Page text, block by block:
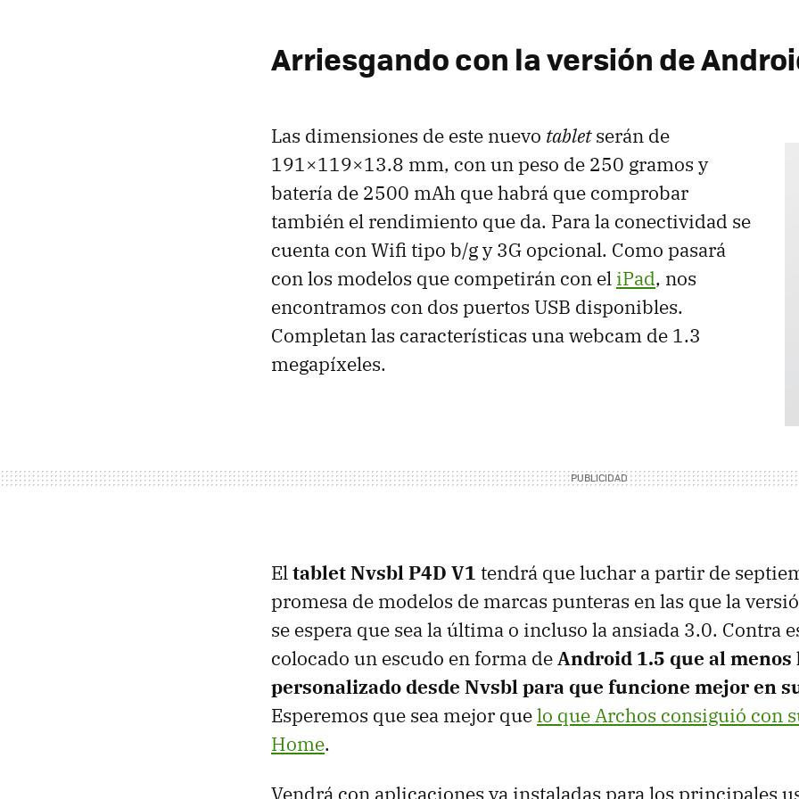
Arriesgando con la versión de
Las dimensiones de este nuevo tabletserán de
191×119×13.8 mm, con un peso de 250 gramos y
batería de 2500 mAh que habrá que comprobar
también el rendimiento que da. Para la conectividad se
cuenta con Wifi tipo b/g y 3G opcional. Como pasará
con los modelos que competirán con el iPad, nos
encontramos con dos puertos USB disponibles.
Completan las características una webcam de 1.3
megapíxeles.
Eltablet Nvsbl P4D V1 tendrá que luchar a partir de
promesa de modelos de marcas punteras en las que la
se espera que sea la última o incluso la ansiada 3.0. Contra
colocado un escudo en forma deAndroid 1.5 que al menos
personalizado desde Nvsbl para que funcione mejor en
Esperemos que sea mejor quelo que Archos consiguió con
Home.
Vendrá con aplicaciones ya instaladas para los principales